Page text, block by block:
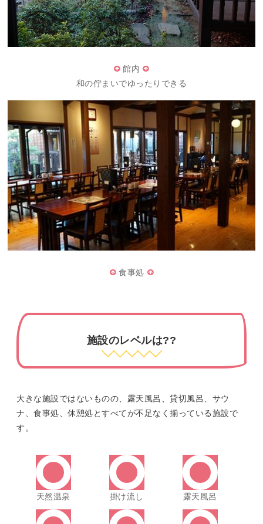
館内
和の佇まいでゆったりできる
食事処
施設のレベルは??
大きな施設ではないものの、露天風呂、貸切風呂、サウ
ナ、食事処、休憩処とすべてが不足なく揃っている施設で
す。
天然温泉 掛け流し 露天風呂